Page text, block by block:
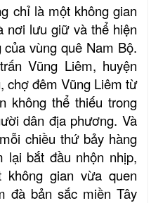
chỉ là một không gian
nơi lưu giữ và thể hiện
vùng quê Nam Bộ.
Vũng Liêm, huyện
chợ đêm Vũng Liêm từ
không thể thiếu trong
dân địa phương. Và
chiều thứ bảy hàng
lại bắt đầu nhộn nhịp,
gian vừa quen
đà bản sắc miền Tây